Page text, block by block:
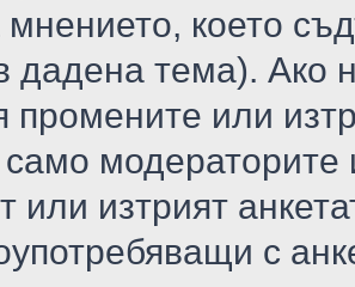
което
дадена тема). Ако
промените или
само
или изтрият
с